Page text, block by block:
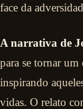
face da
A narrativa de
para se tornar um
inspirando
vidas. O relato